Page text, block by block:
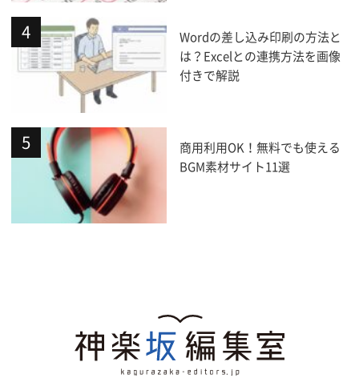
Wordの差し込み印刷の方法と
は？Excelとの連携方法を画像
付きで解説
商用利用OK！無料でも使える
BGM素材サイト11選